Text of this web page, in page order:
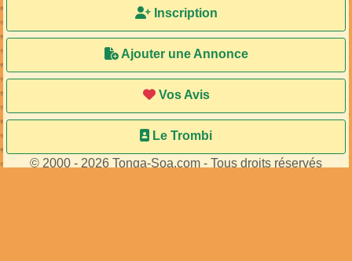
Inscription
Ajouter une Annonce
Vos Avis
Le Trombi
© 2000 - 2026 Tonga-Soa.com - Tous droits réservés